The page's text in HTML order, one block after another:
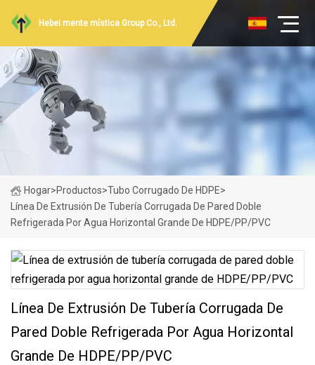
Hebei mente mística Group Co., Ltd.
Hogar>Productos>Tubo Corrugado De HDPE>
Línea De Extrusión De Tubería Corrugada De Pared Doble
Refrigerada Por Agua Horizontal Grande De HDPE/PP/PVC
Línea De Extrusión De Tubería Corrugada De
Pared Doble Refrigerada Por Agua Horizontal
Grande De HDPE/PP/PVC